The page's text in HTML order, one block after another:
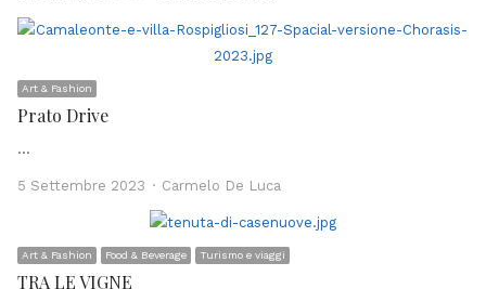
Art & Fashion
Prato Drive
…
5 Settembre 2023 Author
Carmelo De Luca
Art & Fashion Food & Beverage Turismo e viaggi
TRA LE VIGNE